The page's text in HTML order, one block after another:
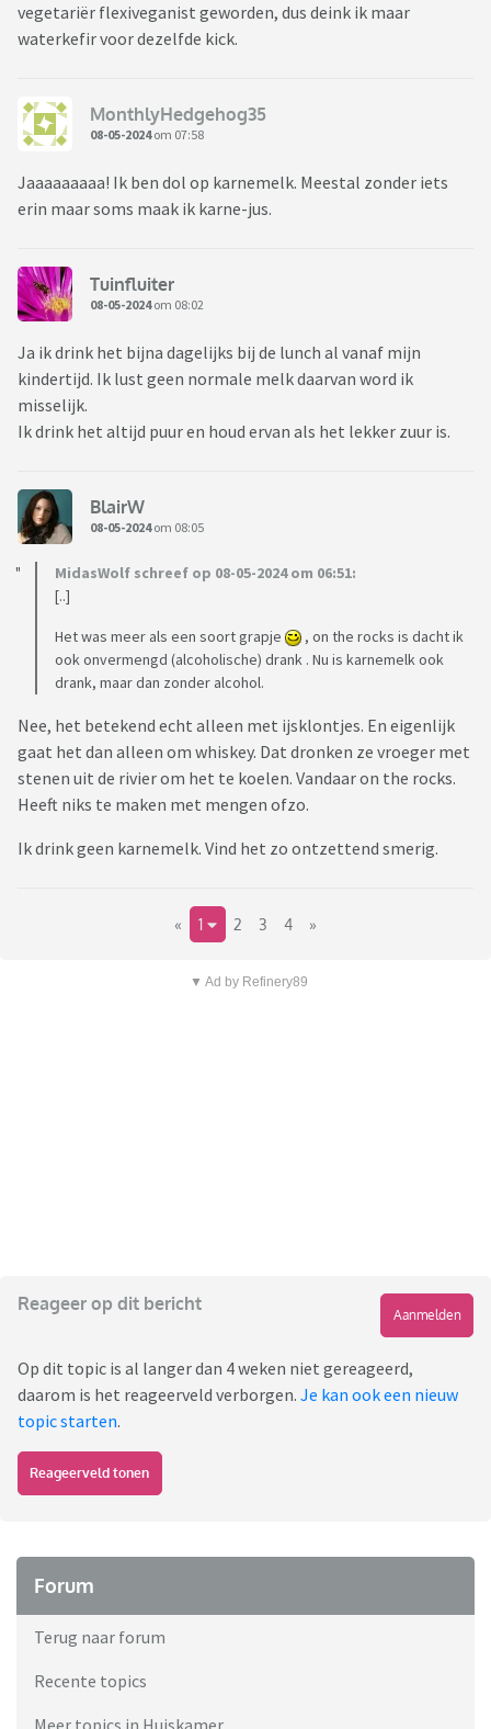
vegetariër flexiveganist geworden, dus deink ik maar
waterkefir voor dezelfde kick.
MonthlyHedgehog35
08-05-2024om 07:58
Jaaaaaaaaa! Ik ben dol op karnemelk. Meestal zonder iets
erin maar soms maak ik karne-jus.
Tuinfluiter
08-05-2024om 08:02
Ja ik drink het bijna dagelijks bij de lunch al vanaf mijn
kindertijd. Ik lust geen normale melk daarvan word ik
misselijk.
Ik drink het altijd puur en houd ervan als het lekker zuur is.
BlairW
08-05-2024om 08:05
MidasWolf schreef op 08-05-2024 om 06:51:
[..]
Het was meer als een soort grapje
, on the rocks is dacht ik
ook onvermengd (alcoholische) drank . Nu is karnemelk ook
drank, maar dan zonder alcohol.
Nee, het betekend echt alleen met ijsklontjes. En eigenlijk
gaat het dan alleen om whiskey. Dat dronken ze vroeger met
stenen uit de rivier om het te koelen. Vandaar on the rocks.
Heeft niks te maken met mengen ofzo.
Ik drink geen karnemelk. Vind het zo ontzettend smerig.
« 1 2 3 4 »
▼ Ad by Refinery89
Reageer op dit bericht
Aanmelden
Op dit topic is al langer dan 4 weken niet gereageerd,
daarom is het reageerveld verborgen. Je kan ook een nieuw
topic starten.
Reageerveld tonen
Forum
Terug naar forum
Recente topics